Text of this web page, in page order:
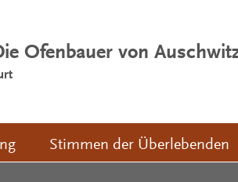
Ofenbauer von
Stimmen der Überlebenden